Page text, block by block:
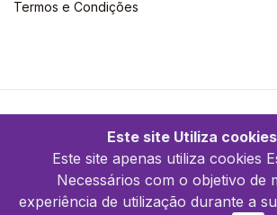
Este site Utiliza cookies
Este site apenas utiliza cookies
Necessários com o objetivo de
experiência de utilização durante a
Termos e Condições
©2026 Quimera. Todos os direitos